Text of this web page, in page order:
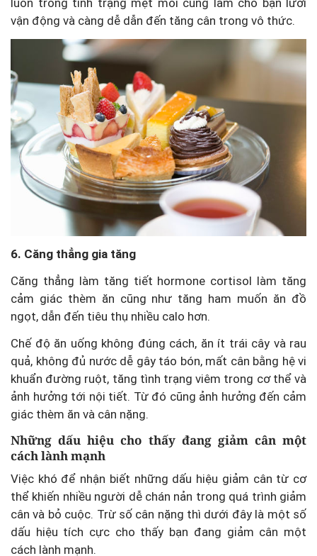
luôn trong tình trạng mệt mỏi cũng làm cho bạn lười
vận động và càng dễ dẫn đến tăng cân trong vô thức.
6. Căng thẳng gia tăng
Căng thẳng làm tăng tiết hormone cortisol làm tăng
cảm giác thèm ăn cũng như tăng ham muốn ăn đồ
ngọt, dẫn đến tiêu thụ nhiều calo hơn.
Chế độ ăn uống không đúng cách, ăn ít trái cây và rau
quả, không đủ nước dễ gây táo bón, mất cân bằng hệ vi
khuẩn đường ruột, tăng tình trạng viêm trong cơ thể và
ảnh hưởng tới nội tiết. Từ đó cũng ảnh hưởng đến cảm
giác thèm ăn và cân nặng.
Những dấu hiệu cho thấy đang giảm cân một
cách lành mạnh
Việc khó để nhận biết những dấu hiệu giảm cân từ cơ
thể khiến nhiều người dễ chán nản trong quá trình giảm
cân và bỏ cuộc. Trừ số cân nặng thì dưới đây là một số
dấu hiệu tích cực cho thấy bạn đang giảm cân một
cách lành mạnh.